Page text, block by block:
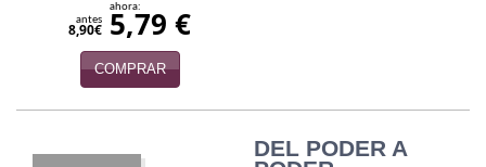
Matemáticas
antes
8,90€
ahora:
5,79 €
COMPRAR
DEL PODER A